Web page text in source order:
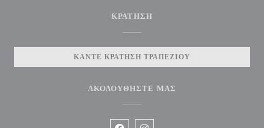
ΚΡΆΤΗΣΗ
ΚΆΝΤΕ ΚΡΆΤΗΣΗ ΤΡΑΠΕΖΙΟΎ
ΑΚΟΛΟΥΘΉΣΤΕ ΜΑΣ